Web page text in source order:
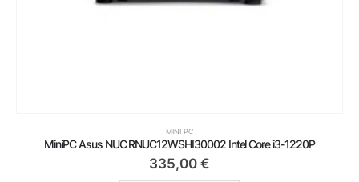
MINI PC
MiniPC Asus NUC RNUC12WSHI30002 Intel Core i3-1220P
335,00 €